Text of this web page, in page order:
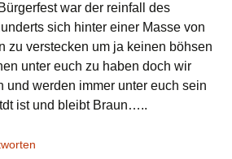
war der reinfall des
sich hinter einer Masse von
zu verstecken um ja keinen böhsen
unter euch zu haben doch wir
und werden immer unter euch sein
ist und bleibt Braun…..